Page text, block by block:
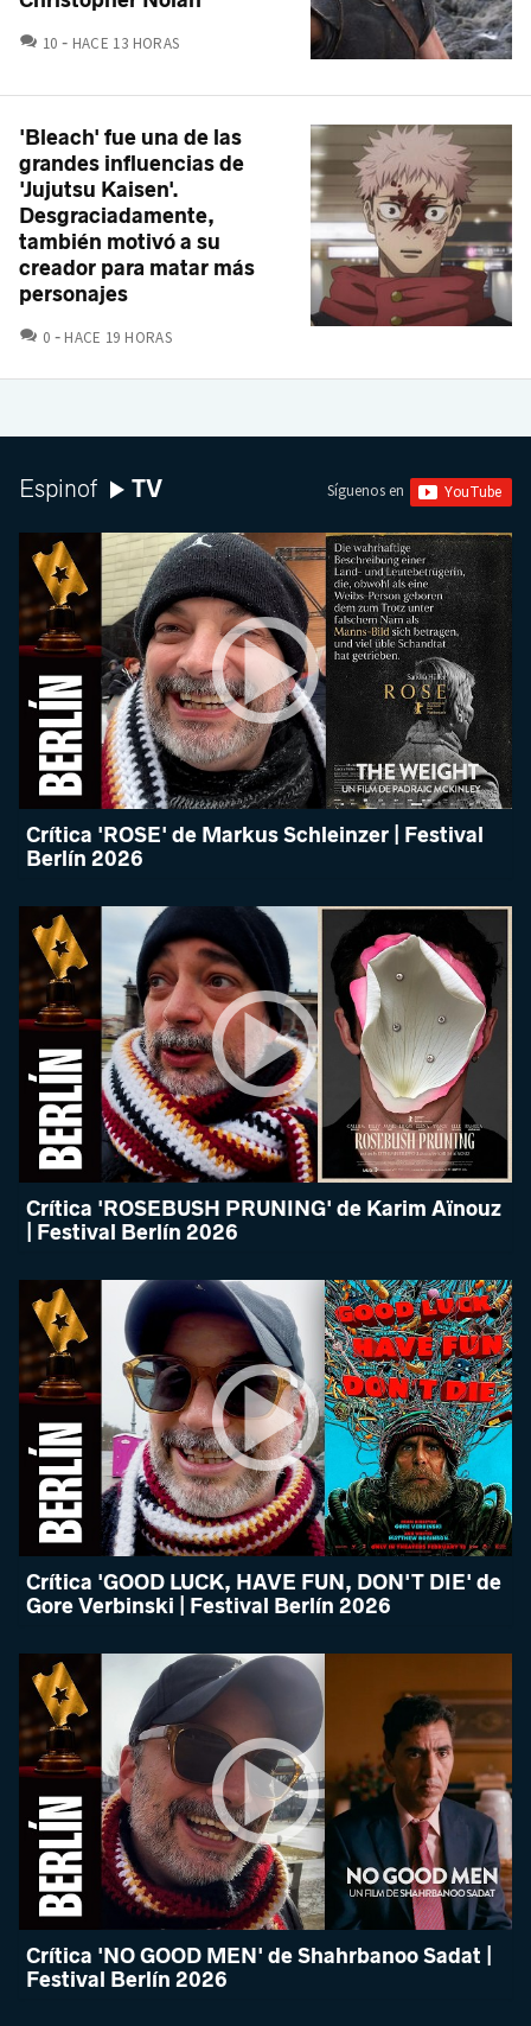
10 COMENTARIOS
HACE 13 HORAS
'Bleach' fue una de las
grandes influencias de
'Jujutsu Kaisen'.
Desgraciadamente,
también motivó a su
creador para matar más
personajes
0 COMENTARIOS
HACE 19 HORAS
Espinof TV Síguenos en
Crítica 'ROSE' de Markus Schleinzer | Festival
Berlín 2026
Crítica 'ROSEBUSH PRUNING' de Karim Aïnouz
| Festival Berlín 2026
Crítica 'GOOD LUCK, HAVE FUN, DON'T DIE' de
Gore Verbinski | Festival Berlín 2026
Crítica 'NO GOOD MEN' de Shahrbanoo Sadat |
Festival Berlín 2026